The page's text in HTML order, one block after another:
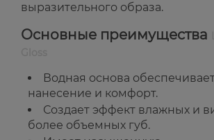
выразительного образа.
Основные преимущества
Водная основа
нанесение и комфорт.
Создает эффект влажных и
более объемных губ.